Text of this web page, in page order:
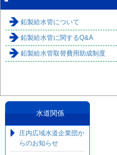
鉛製給水管について
鉛製給水管に関するQ&A
鉛製給水管取替費用助成制度
水道関係
庄内広域水道企業団か
らのお知らせ